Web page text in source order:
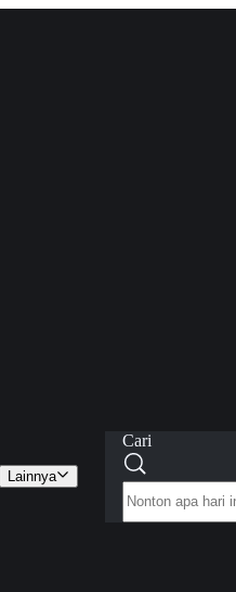
Lainnya
Cari